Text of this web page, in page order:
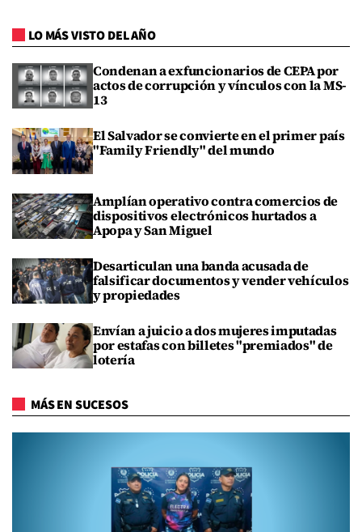
LO MÁS VISTO DEL AÑO
Condenan a exfuncionarios de CEPA por
actos de corrupción y vínculos con la MS-
13
El Salvador se convierte en el primer país
"Family Friendly" del mundo
Amplían operativo contra comercios de
dispositivos electrónicos hurtados a
Apopa y San Miguel
Desarticulan una banda acusada de
falsificar documentos y vender vehículos
y propiedades
Envían a juicio a dos mujeres imputadas
por estafas con billetes "premiados" de
lotería
MÁS EN SUCESOS